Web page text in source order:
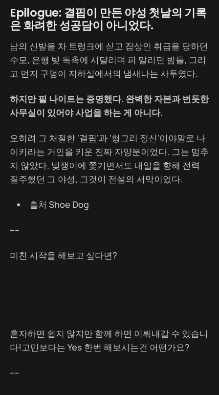
Epilogue: 결핍이 만든 야성 첫날의 기록
은 화려한 성공담이 아니었다.
남의 신발을 차 트렁크에 싣고 잡상인 취급을 당하던
수모, 은행 빚 독촉에 시달리며 피 말리던 밤들, 그리
고 먼지 구덩이 지하실에서의 냄새나는 사투였다.
하지만 필 나이트는 증명했다. 완벽한 자본과 번듯한
사무실이 있어야 사업을 하는 게 아니다.
오히려 그 처절한 '결핍'과 '헝그리 정신'이야말로 나
이키라는 거인을 키운 진짜 자양분이었다. 그는 멈추
지 않았다. 빚쟁이에 쫓기면서도 내일을 향해 전력
질주했던 그 야성, 그것이 전설의 서막이었다.
출처 Shoe Dog
----
미친 시작을 해보고 싶다면?
혼자하면 쉽지 않지만 함께 하면 이뤄내갈 수 있습니
다!고민보다는 Yes 한번 해보시는건 어떤가요?
----